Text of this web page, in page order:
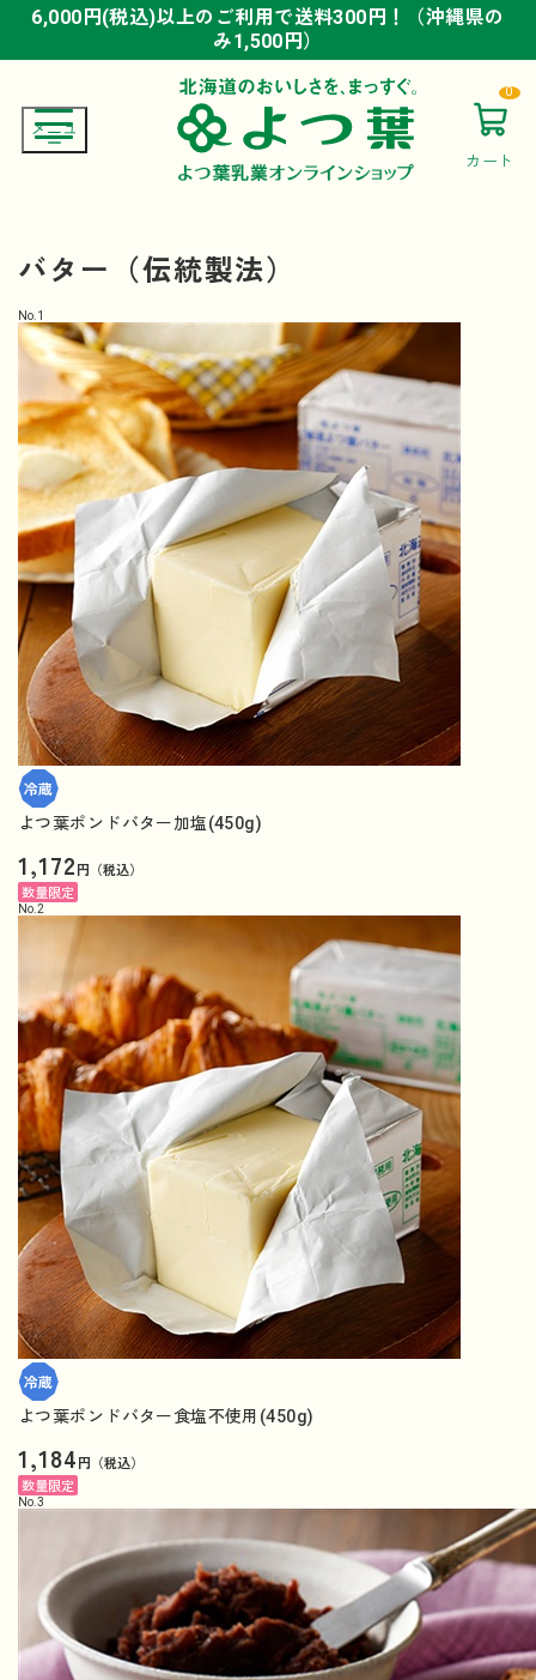
6,000円(税込)以上のご利用で送料300円！（沖縄県の
み1,500円）
6,000円(税込)以上のご利用で送料300円！（沖縄県の
み1,500円）
6,000円(税込)以上のご利用で送料300円！（沖縄県の
み1,500円）
カート
0
バター（伝統製法）
No. 1
よつ葉ポンドバター加塩(450g)
1,172円（税込）
数量限定
No. 2
よつ葉ポンドバター食塩不使用(450g)
1,184円（税込）
数量限定
No. 3